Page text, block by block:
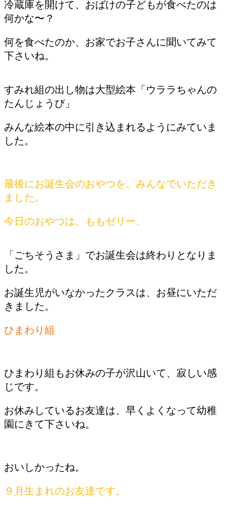
冷蔵庫を開けて、おばけの子どもが食べたのは
何かな〜？
何を食べたのか、お家でお子さんに聞いてみて
下さいね。
すみれ組の出し物は大型絵本「ウララちゃんの
たんじょうび」
みんな絵本の中に引き込まれるようにみていま
した。
最後にお誕生会のおやつを、みんなでいただき
ました。
今日のおやつは、ももゼリー。
「ごちそうさま」でお誕生会は終わりとなりま
した。
お誕生児がいなかったクラスは、お昼にいただ
きました。
ひまわり組
ひまわり組もお休みの子が沢山いて、寂しい感
じです。
お休みしているお友達は、早くよくなって幼稚
園にきて下さいね。
おいしかったね。
９月生まれのお友達です。